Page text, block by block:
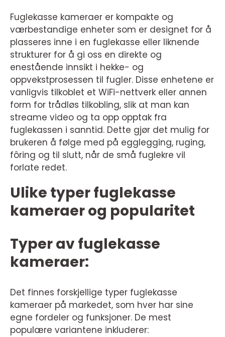
Fuglekasse kameraer er kompakte og
værbestandige enheter som er designet for å
plasseres inne i en fuglekasse eller liknende
strukturer for å gi oss en direkte og
enestående innsikt i hekke- og
oppvekstprosessen til fugler. Disse enhetene er
vanligvis tilkoblet et WiFi-nettverk eller annen
form for trådløs tilkobling, slik at man kan
streame video og ta opp opptak fra
fuglekassen i sanntid. Dette gjør det mulig for
brukeren å følge med på egglegging, ruging,
fôring og til slutt, når de små fuglekre vil
forlate redet.
Ulike typer fuglekasse
kameraer og popularitet
Typer av fuglekasse
kameraer:
Det finnes forskjellige typer fuglekasse
kameraer på markedet, som hver har sine
egne fordeler og funksjoner. De mest
populære variantene inkluderer: